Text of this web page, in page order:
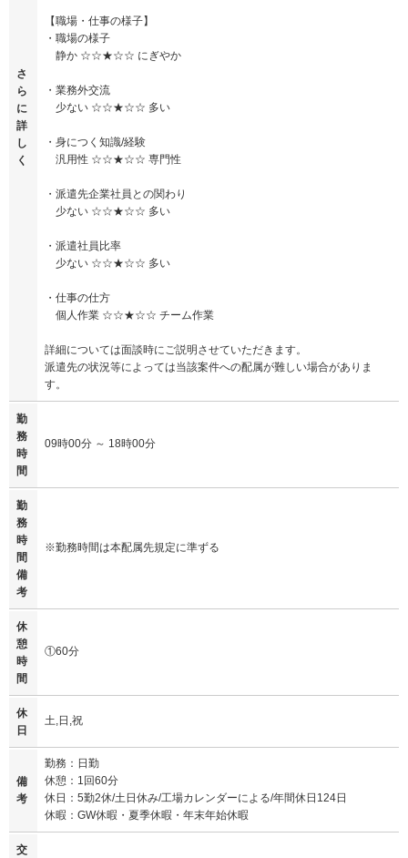
さ
ら
に
詳
し
く
【職場・仕事の様子】
・職場の様子
静か ☆☆★☆☆ にぎやか
・業務外交流
少ない ☆☆★☆☆ 多い
・身につく知識/経験
汎用性 ☆☆★☆☆ 専門性
・派遣先企業社員との関わり
少ない ☆☆★☆☆ 多い
・派遣社員比率
少ない ☆☆★☆☆ 多い
・仕事の仕方
個人作業 ☆☆★☆☆ チーム作業
詳細については面談時にご説明させていただきます。
派遣先の状況等によっては当該案件への配属が難しい場合がありま
す。
勤
務
時
間
09時00分 ～ 18時00分
勤
務
時
間
備
考
※勤務時間は本配属先規定に準ずる
休
憩
時
間
①60分
休
日
土,日,祝
備
考
勤務：日勤
休憩：1回60分
休日：5勤2休/土日休み/工場カレンダーによる/年間休日124日
休暇：GW休暇・夏季休暇・年末年始休暇
交